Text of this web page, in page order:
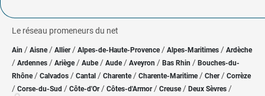
Le réseau promeneurs du net
Ain / Aisne/ Allier/ Alpes-de-Haute-Provence / Alpes-Maritimes / Ardèche
/ Ardennes / Ariège/ Aube/ Aude / Aveyron / Bas Rhin / Bouches-du-
Rhône/ Calvados / Cantal / Charente / Charente-Maritime/ Cher / Corrèze
/ Corse-du-Sud / Côte-d'Or / Côtes-d'Armor/ Creuse/ Deux Sèvres /